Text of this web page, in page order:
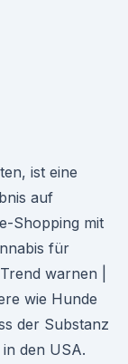
ist eine
auf
Shopping mit
für
warnen |
wie Hunde
der Substanz
den USA.